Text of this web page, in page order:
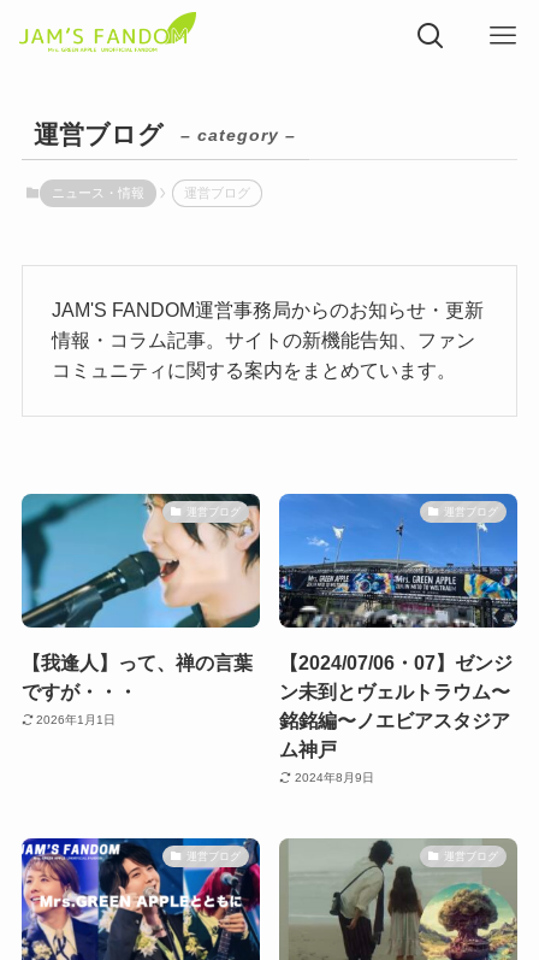
運営ブログ – category –
ニュース・情報 運営ブログ
JAM'S FANDOM運営事務局からのお知らせ・更新
情報・コラム記事。サイトの新機能告知、ファン
コミュニティに関する案内をまとめています。
運営ブログ
【我逢人】って、禅の言葉
ですが・・・
2026年1月1日
運営ブログ
【2024/07/06・07】ゼンジ
ン未到とヴェルトラウム〜
銘銘編〜ノエビアスタジア
ム神戸
2024年8月9日
運営ブログ 運営ブログ